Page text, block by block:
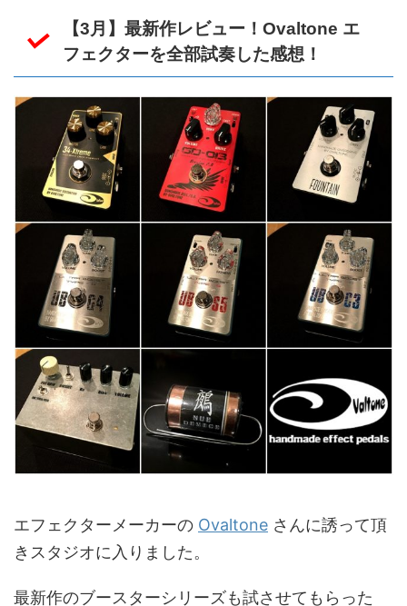
【3月】最新作レビュー！Ovaltone エ
フェクターを全部試奏した感想！
エフェクターメーカーの Ovaltone さんに誘って頂
きスタジオに入りました。
最新作のブースターシリーズも試させてもらった